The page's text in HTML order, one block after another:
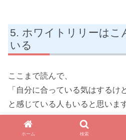
ホワイトリリーはこ
いる
ここまで読んで、
「自分に合っている気はするけ
と感じている人もいると思います
そこでこのパートでは、
ホーム 検索